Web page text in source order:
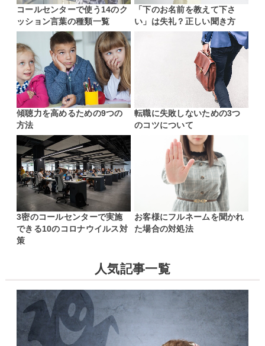
コールセンターで使う14のク
ッション言葉の種類一覧
「下のお名前を教えて下さ
い」は失礼？正しい聞き方
傾聴力を高めるための9つの
方法
転職に失敗しないための3つ
のコツについて
3密のコールセンターで実施
できる10のコロナウイルス対
策
お客様にフルネームを聞かれ
た場合の対処法
人気記事一覧